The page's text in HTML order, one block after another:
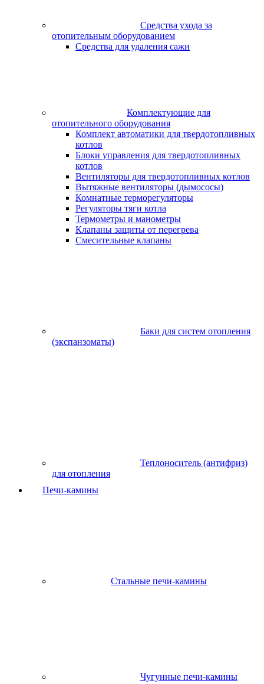
Средства ухода за
отопительным оборудованием
Средства для удаления сажи
Комплектующие для
отопительного оборудования
Комплект автоматики для твердотопливных
котлов
Блоки управления для твердотопливных
котлов
Вентиляторы для твердотопливных котлов
Вытяжные вентиляторы (дымососы)
Комнатные терморегуляторы
Регуляторы тяги котла
Термометры и манометры
Клапаны защиты от перегрева
Смесительные клапаны
Баки для систем отопления
(экспанзоматы)
Теплоноситель (антифриз)
для отопления
Печи-камины
Стальные печи-камины
Чугунные печи-камины